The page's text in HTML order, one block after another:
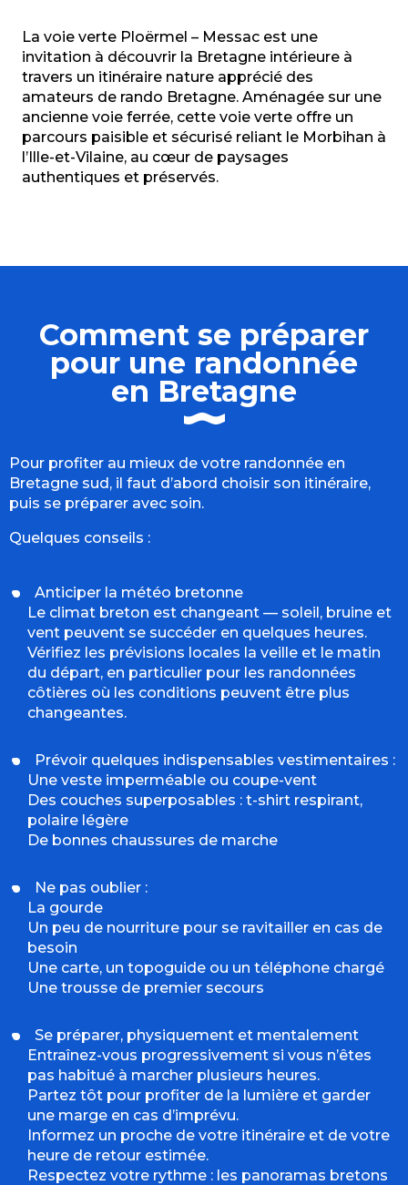
La voie verte Ploërmel – Messac est une
invitation à découvrir la Bretagne intérieure à
travers un itinéraire nature apprécié des
amateurs de rando Bretagne. Aménagée sur une
ancienne voie ferrée, cette voie verte offre un
parcours paisible et sécurisé reliant le Morbihan à
l’Ille-et-Vilaine, au cœur de paysages
authentiques et préservés.
Comment se préparer
pour une randonnée
en Bretagne
Pour profiter au mieux de votre randonnée en
Bretagne sud, il faut d’abord choisir son itinéraire,
puis se préparer avec soin.
Quelques conseils :
Anticiper la météo bretonne
Le climat breton est changeant — soleil, bruine et
vent peuvent se succéder en quelques heures.
Vérifiez les prévisions locales la veille et le matin
du départ, en particulier pour les randonnées
côtières où les conditions peuvent être plus
changeantes.
Prévoir quelques indispensables vestimentaires :
Une veste imperméable ou coupe-vent
Des couches superposables : t-shirt respirant,
polaire légère
De bonnes chaussures de marche
Ne pas oublier :
La gourde
Un peu de nourriture pour se ravitailler en cas de
besoin
Une carte, un topoguide ou un téléphone chargé
Une trousse de premier secours
Se préparer, physiquement et mentalement
Entraînez-vous progressivement si vous n’êtes
pas habitué à marcher plusieurs heures.
Partez tôt pour profiter de la lumière et garder
une marge en cas d’imprévu.
Informez un proche de votre itinéraire et de votre
heure de retour estimée.
Respectez votre rythme : les panoramas bretons